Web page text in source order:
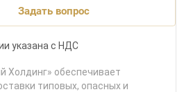
Задать вопрос
указана с НДС
Холдинг» обеспечивает
типовых, опасных и